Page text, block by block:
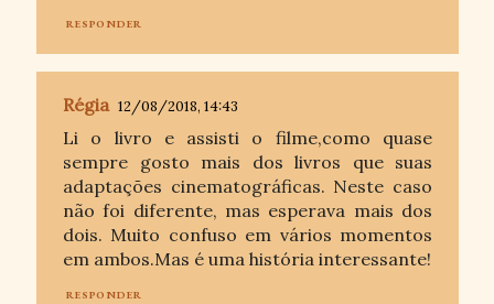
RESPONDER
Régia 12/08/2018, 14:43
Li o livro e assisti o filme,como quase
sempre gosto mais dos livros que suas
adaptações cinematográficas. Neste caso
não foi diferente, mas esperava mais dos
dois. Muito confuso em vários momentos
em ambos.Mas é uma história interessante!
RESPONDER